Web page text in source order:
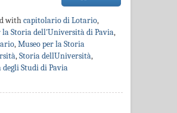
withcapitolario di Lotario,
la Storia dell'Università di Pavia,
,Museo per la Storia
,Storia dellUniversità,
Studi di Pavia